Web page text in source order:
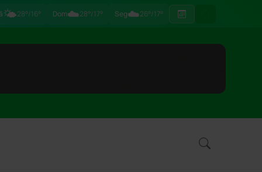
🌤️28°/16° Dom☁️28°/17° Seg☁️26°/17°